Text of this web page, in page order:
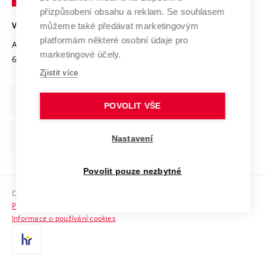
Open Science
Projekty
Projekty ze strukturálních fondů
Specifický výzkum
Univerzitní sítě
Bezpečná univerzita
Vyznamenání
Organizační struktura
Ochrana osobních údajů
odkaz)
Sociální bezpečí
HR Award
Kontakty
VYSOKÉ UČENÍ TECHNICKÉ V BRNĚ
Antonínská 548/1
602 00 Brno
www.vut.cz
vut@vutbr.cz
Copyright © 2026 VUT
Prohlášení o přístupnosti
Informace o používání cookies
přizpůsobení obsahu a reklam. Se souhlasem
můžeme také předávat marketingovým
platformám některé osobní údaje pro
marketingové účely.
Zjistit více
POVOLIT VŠE
Nastavení
Povolit pouze nezbytné